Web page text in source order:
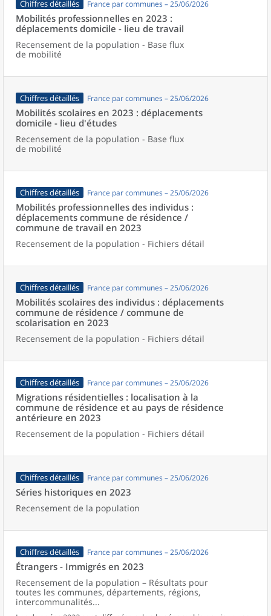
Chiffres détaillés France par communes – 25/06/2026
Mobilités professionnelles en 2023 :
déplacements domicile - lieu de travail
Recensement de la population - Base flux
de mobilité
Chiffres détaillés France par communes – 25/06/2026
Mobilités scolaires en 2023 : déplacements
domicile - lieu d'études
Recensement de la population - Base flux
de mobilité
Chiffres détaillés France par communes – 25/06/2026
Mobilités professionnelles des individus :
déplacements commune de résidence /
commune de travail en 2023
Recensement de la population - Fichiers détail
Chiffres détaillés France par communes – 25/06/2026
Mobilités scolaires des individus : déplacements
commune de résidence / commune de
scolarisation en 2023
Recensement de la population - Fichiers détail
Chiffres détaillés France par communes – 25/06/2026
Migrations résidentielles : localisation à la
commune de résidence et au pays de résidence
antérieure en 2023
Recensement de la population - Fichiers détail
Chiffres détaillés France par communes – 25/06/2026
Séries historiques en 2023
Recensement de la population
Chiffres détaillés France par communes – 25/06/2026
Étrangers - Immigrés en 2023
Recensement de la population – Résultats pour
toutes les communes, départements, régions,
intercommunalités...